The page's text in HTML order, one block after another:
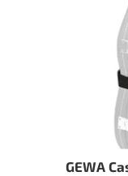
GEWA